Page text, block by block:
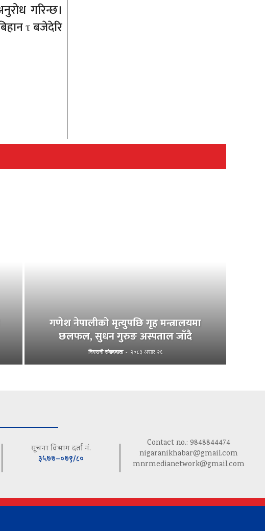
गणेश नेपालीको मृत्युपछि गृह मन्त्रालयमा
छलफल, सुधन गुरुङ अस्पताल जाँदै
निगरानी संवाददाता - २०८३ असार २६
सूचना विभाग दर्ता नं.
३५७७–०७९/८०
Contact no.: 9848844474
nigaranikhabar@gmail.com
mnrmedianetwork@gmail.com